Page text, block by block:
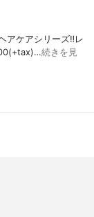
アケアシリーズ‼ レ
…続きを見